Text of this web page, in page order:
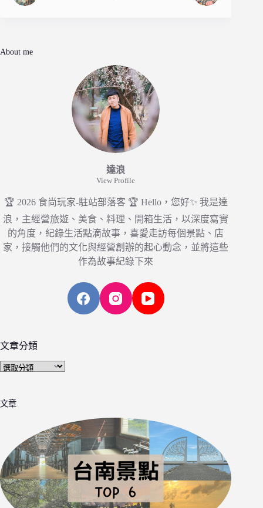
About me
達浪
View Profile
🏆 2026 食尚玩家-駐站部落客 🏆 Hello，您好✨ 我是達
浪，主經營旅遊、美食、料理、開箱生活，以深度寫實
的角度，紀錄生活點滴故事，喜愛走訪每個景點、店
家，接觸他們的文化與經營創辦的起心動念，並將這些
作為故事紀錄下來
文章分類
文
類
文章